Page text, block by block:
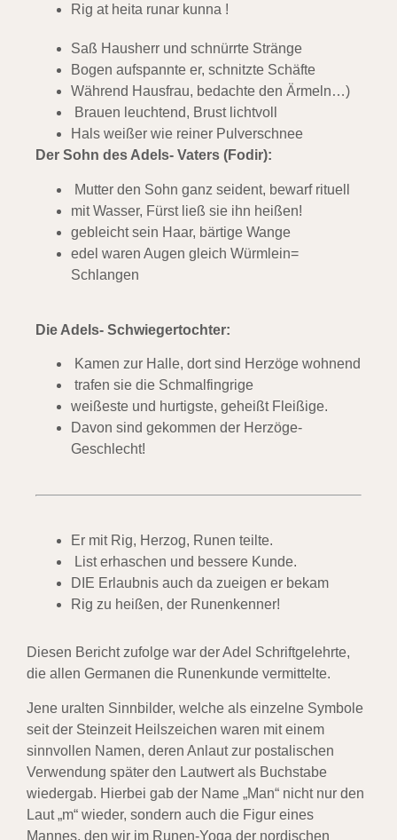
Rig at heita runar kunna !
Saß Hausherr und schnürrte Stränge
Bogen aufspannte er, schnitzte Schäfte
Während Hausfrau, bedachte den Ärmeln…)
Brauen leuchtend, Brust lichtvoll
Hals weißer wie reiner Pulverschnee
Der Sohn des Adels- Vaters (Fodir):
Mutter den Sohn ganz seident, bewarf rituell
mit Wasser, Fürst ließ sie ihn heißen!
gebleicht sein Haar, bärtige Wange
edel waren Augen gleich Würmlein=
Schlangen
Die Adels- Schwiegertochter:
Kamen zur Halle, dort sind Herzöge wohnend
trafen sie die Schmalfingrige
weißeste und hurtigste, geheißt Fleißige.
Davon sind gekommen der Herzöge-
Geschlecht!
Er mit Rig, Herzog, Runen teilte.
List erhaschen und bessere Kunde.
DIE Erlaubnis auch da zueigen er bekam
Rig zu heißen, der Runenkenner!
Diesen Bericht zufolge war der Adel Schriftgelehrte,
die allen Germanen die Runenkunde vermittelte.
Jene uralten Sinnbilder, welche als einzelne Symbole
seit der Steinzeit Heilszeichen waren mit einem
sinnvollen Namen, deren Anlaut zur postalischen
Verwendung später den Lautwert als Buchstabe
wiedergab. Hierbei gab der Name „Man“ nicht nur den
Laut „m“ wieder, sondern auch die Figur eines
Mannes, den wir im Runen-Yoga der nordischen